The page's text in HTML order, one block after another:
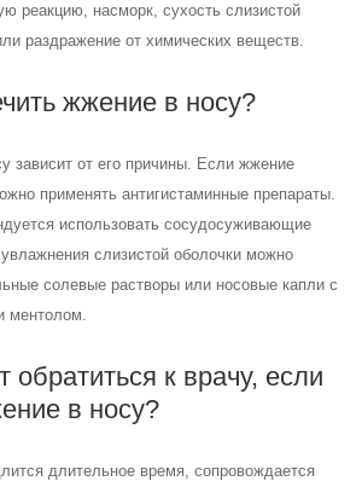
реакцию, насморк, сухость слизистой
раздражение от химических веществ.
жжение в носу?
зависит от его причины. Если жжение
применять антигистаминные препараты.
использовать сосудосуживающие
слизистой оболочки можно
солевые растворы или носовые капли с
ментолом.
обратиться к врачу, если
в носу?
длительное время, сопровождается